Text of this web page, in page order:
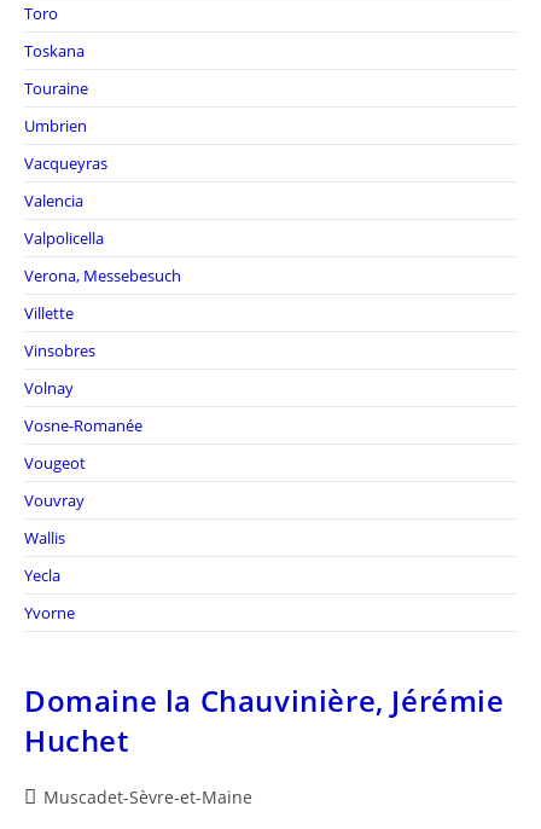
Toro
Toskana
Touraine
Umbrien
Vacqueyras
Valencia
Valpolicella
Verona, Messebesuch
Villette
Vinsobres
Volnay
Vosne-Romanée
Vougeot
Vouvray
Wallis
Yecla
Yvorne
Domaine la Chauvinière, Jérémie
Huchet
Beitrags-
Muscadet-Sèvre-et-Maine